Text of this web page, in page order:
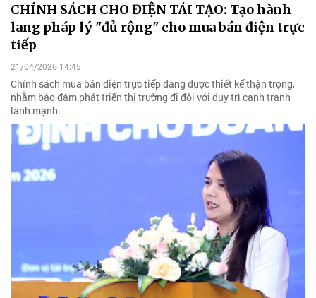
CHÍNH SÁCH CHO ĐIỆN TÁI TẠO: Tạo hành
lang pháp lý "đủ rộng" cho mua bán điện trực
tiếp
21/04/2026 14:45
Chính sách mua bán điện trực tiếp đang được thiết kế thận trọng,
nhằm bảo đảm phát triển thị trường đi đôi với duy trì cạnh tranh
lành mạnh.